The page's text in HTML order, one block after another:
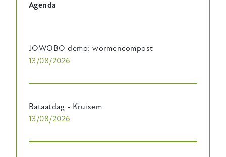
Agenda
JOWOBO demo: wormencompost
13/08/2026
Bataatdag - Kruisem
13/08/2026